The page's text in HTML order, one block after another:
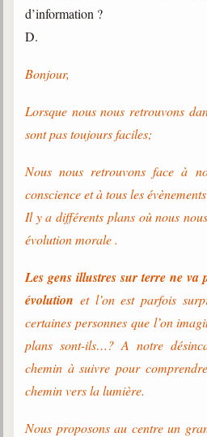
d’information ?
D.
Bonjour,
Lorsque nous nous retrouvons
sont pas toujours faciles;
Nous nous retrouvons face à
conscience et à tous les
Il y a différents plans où nous
évolution morale .
Les gens illustres sur terre ne va
évolution et l’on est parfois
certaines personnes que l’on
plans sont-ils…? A notre
chemin à suivre pour
chemin vers la lumière.
Nous proposons au centre un